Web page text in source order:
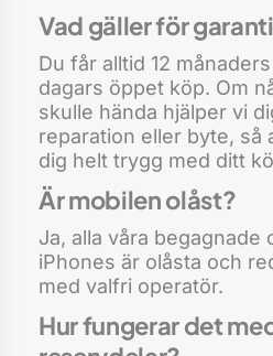
Vad gäller för
Du får alltid 12
dagars öppet köp. Om
skulle hända hjälper vi
reparation eller byte, så
dig helt trygg med ditt
Är mobilen olåst?
Ja, alla våra begagnade
iPhones är olåsta och
med valfri operatör.
Hur fungerar det